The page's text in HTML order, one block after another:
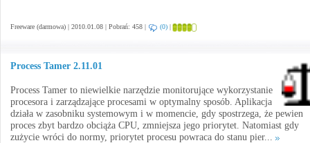
Freeware (darmowa) | 2010.01.08 | Pobrań: 458 | (0) |
Process Tamer 2.11.01
Process Tamer to niewielkie narzędzie monitorujące wykorzystanie
procesora i zarządzające procesami w optymalny sposób. Aplikacja
działa w zasobniku systemowym i w momencie, gdy spostrzega, że pewien
proces zbyt bardzo obciąża CPU, zmniejsza jego priorytet. Natomiast gdy
zużycie wróci do normy, priorytet procesu powraca do stanu pier...